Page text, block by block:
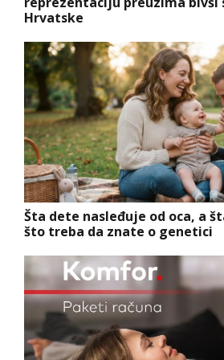
Hrvatske
Šta dete nasleđuje od oca, a
što treba da znate o genetici